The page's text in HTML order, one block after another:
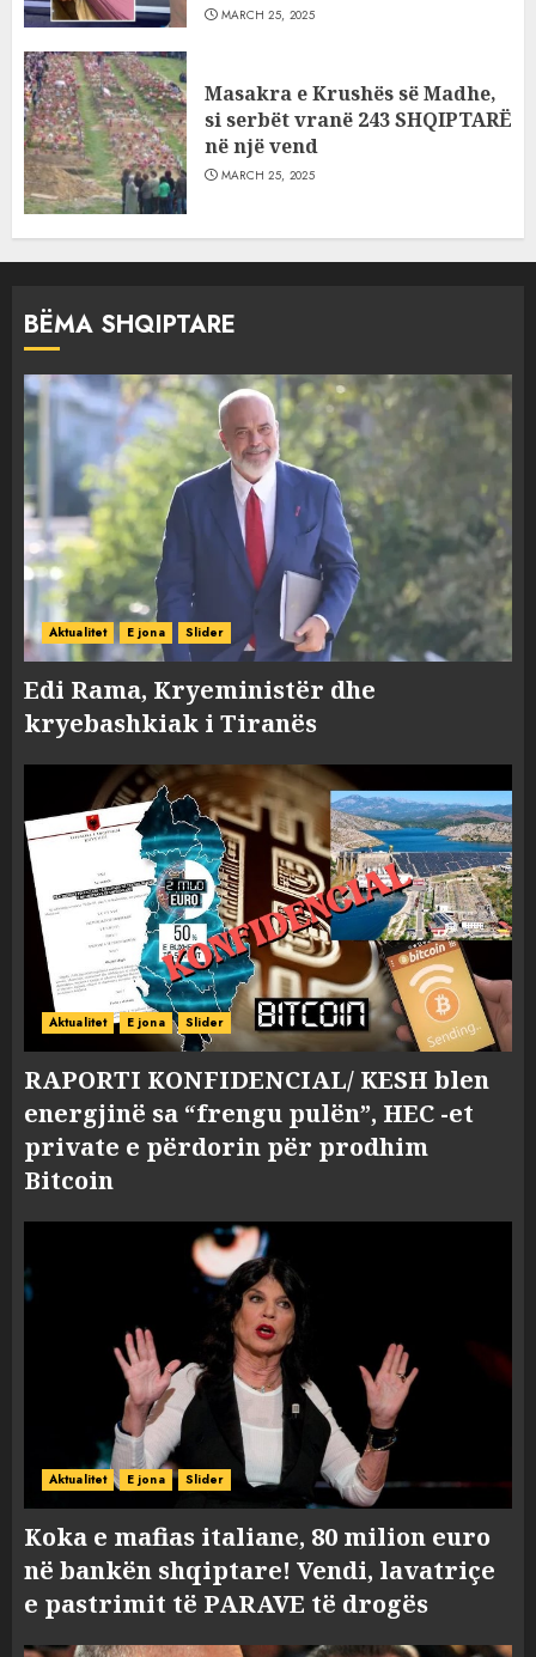
MARCH 25, 2025
Masakra e Krushës së Madhe,
si serbët vranë 243 SHQIPTARË
në një vend
MARCH 25, 2025
BËMA SHQIPTARE
Aktualitet E jona Slider
Edi Rama, Kryeministër dhe
kryebashkiak i Tiranës
Aktualitet E jona Slider
RAPORTI KONFIDENCIAL/ KESH blen
energjinë sa “frengu pulën”, HEC -et
private e përdorin për prodhim
Bitcoin
Aktualitet E jona Slider
Koka e mafias italiane, 80 milion euro
në bankën shqiptare! Vendi, lavatriçe
e pastrimit të PARAVE të drogës